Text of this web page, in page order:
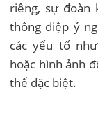
riêng, sự đoàn
thông điệp ý
các yếu tố
hoặc hình ảnh
thể đặc biệt.